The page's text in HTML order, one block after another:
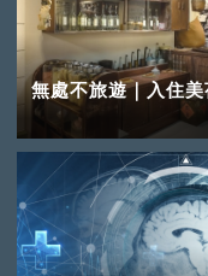
無處不旅遊｜入住